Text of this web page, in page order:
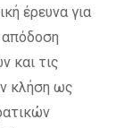
έρευνα για
απόδοση
και τις
κλήση ως